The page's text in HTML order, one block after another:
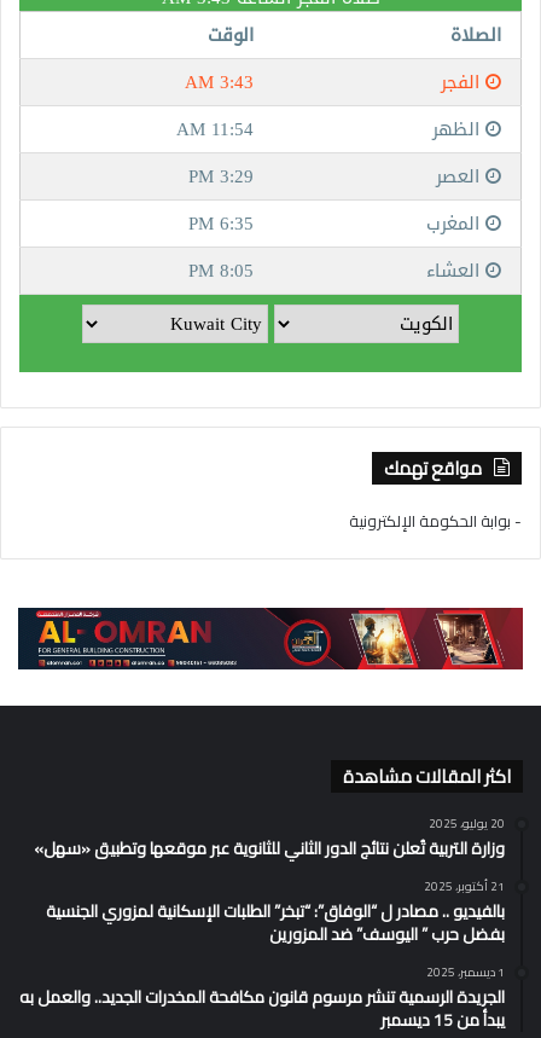
مواقع تهمك
- بوابة الحكومة الإلكترونية
اكثر المقالات مشاهدة
20 يوليو، 2025
وزارة التربية تُعلن نتائج الدور الثاني للثانوية عبر موقعها وتطبيق «سهل»
21 أكتوبر، 2025
بالفيديو .. مصادر ل “الوفاق”: “تبخر” الطلبات الإسكانية لمزوري الجنسية
بفضل حرب ” اليوسف” ضد المزورين
1 ديسمبر، 2025
الجريدة الرسمية تنشر مرسوم قانون مكافحة المخدرات الجديد.. والعمل به
يبدأ من 15 ديسمبر